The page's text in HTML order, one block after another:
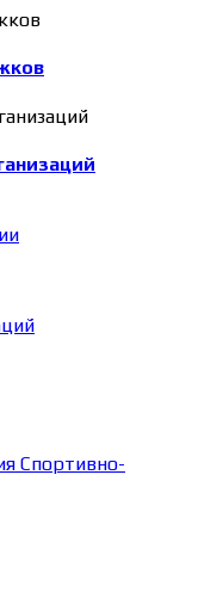
Спортивно-